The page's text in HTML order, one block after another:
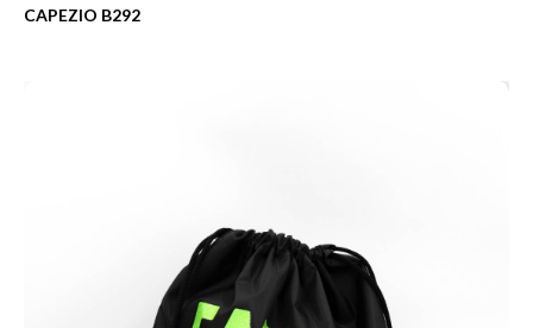
CAPEZIO B292